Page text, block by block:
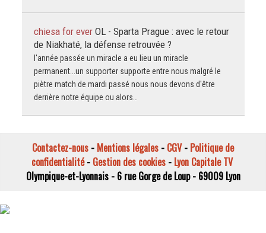
chiesa for ever OL - Sparta Prague : avec le retour
de Niakhaté, la défense retrouvée ?
l'année passée un miracle a eu lieu un miracle
permanent...un supporter supporte entre nous malgré le
piètre match de mardi passé nous nous devons d'être
derrière notre équipe ou alors…
Contactez-nous - Mentions légales - CGV- Politique de
confidentialité- Gestion des cookies- Lyon Capitale TV
Olympique-et-Lyonnais - 6 rue Gorge de Loup - 69009 Lyon